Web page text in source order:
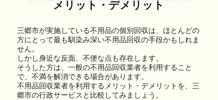
メリット・デメリット
三郷市が実施している不用品の個別回収は、ほとんどの
方にとって最も馴染み深い不用品回収の手段かもしれま
せん。
しかし身近な反面、不便な点も存在します。
そうした方は、一般の不用品回収業者を利用すること
で、不満を解消できる場合があります。
不用品回収業者を利用するメリット・デメリットを、三
郷市の行政サービスと比較してみましょう。